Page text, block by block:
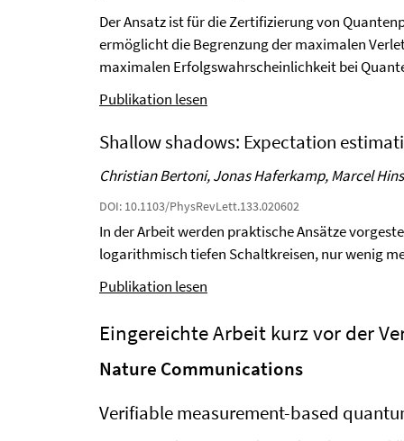
Der Ansatz ist für die Zertifizierung von
ermöglicht die Begrenzung der maximalen
maximalen Erfolgswahrscheinlichkeit bei
Publikation lesen
Shallow shadows: Expectation
Christian Bertoni, Jonas Haferkamp, Marcel
DOI: 10.1103/PhysRevLett.133.020602
In der Arbeit werden praktische Ansätze
logarithmisch tiefen Schaltkreisen, nur wenig
Publikation lesen
Eingereichte Arbeit kurz vor der
Nature Communications
Verifiable measurement-based